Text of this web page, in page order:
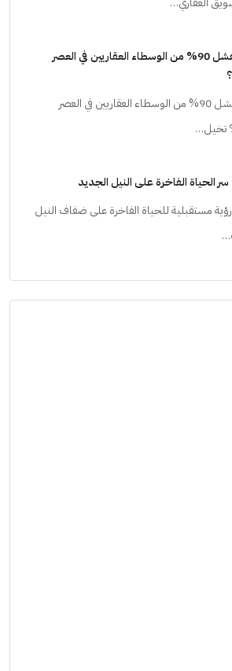
لماذا يفشل 90% من الوسطاء العقاريين في العصر
لماذا يفشل 90% من الوسطاء العقاريين في العصر
تخيل…
الحياة الفاخرة على النيل الجديد
مستقبلية للحياة الفاخرة على ضفاف النيل